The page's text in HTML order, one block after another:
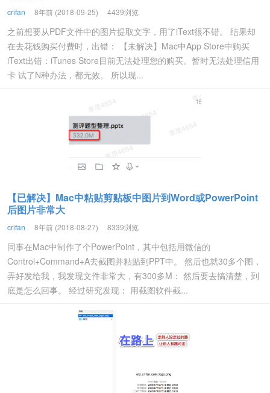
crifan 8年前 (2018-09-25) 4439浏览
之前想要从PDF文件中的图片提取文字，用了iText很不错。 结果却
在去花钱购买付费时，出错： 【未解决】Mac中App Store中购买
iText出错：iTunes Store目前无法处理您的购买。暂时无法处理信用
卡 试了N种办法，都无效。 所以现...
【已解决】Mac中粘贴剪贴板中图片到Word或PowerPoint
后图片非常大
crifan 8年前 (2018-08-27) 8339浏览
同事在Mac中制作了个PowerPoint，其中包括用微信的
Control+Command+A去截图并粘贴到PPT中。 然后也就30多个图，
弄好发给我，我发现文件非常大，有300多M： 然后要去搞清楚，到
底是怎么回事。 经过研究发现： 用截图软件截...